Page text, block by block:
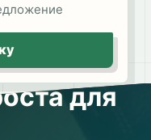
для